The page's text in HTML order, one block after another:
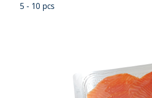
5 - 10 pcs